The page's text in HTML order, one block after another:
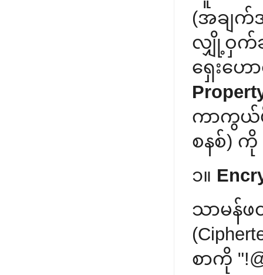
(အချ
လျှို့ဝှက်
ရှေးဟ
ကာကွယ်
စနစ်)
၁။
သာမန်
စာကို